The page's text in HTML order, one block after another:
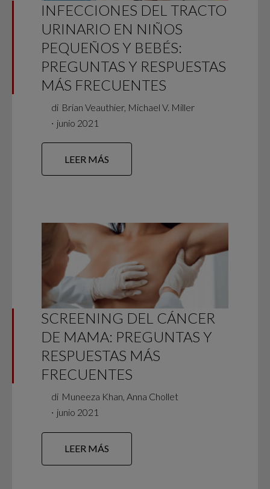
INFECCIONES DEL TRACTO
URINARIO EN NIÑOS
PEQUEÑOS Y BEBÉS:
PREGUNTAS Y RESPUESTAS
MÁS FRECUENTES
di Brian Veauthier, Michael V. Miller
∙ junio 2021
LEER MÁS
SCREENING DEL CÁNCER
DE MAMA: PREGUNTAS Y
RESPUESTAS MÁS
FRECUENTES
di Muneeza Khan, Anna Chollet
∙ junio 2021
LEER MÁS